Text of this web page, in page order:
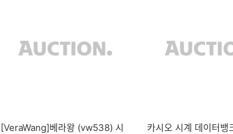
[VeraWang]베라왕 (vw538) 시
카시오 시계 데이터뱅